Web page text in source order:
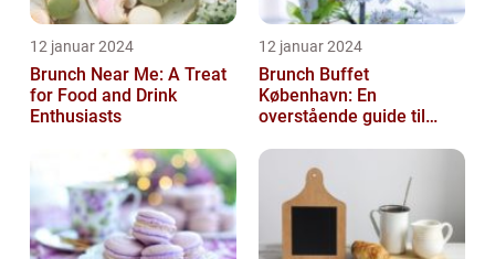
12 januar 2024
Brunch Near Me: A Treat
for Food and Drink
Enthusiasts
12 januar 2024
Brunch Buffet
København: En
overstående guide til